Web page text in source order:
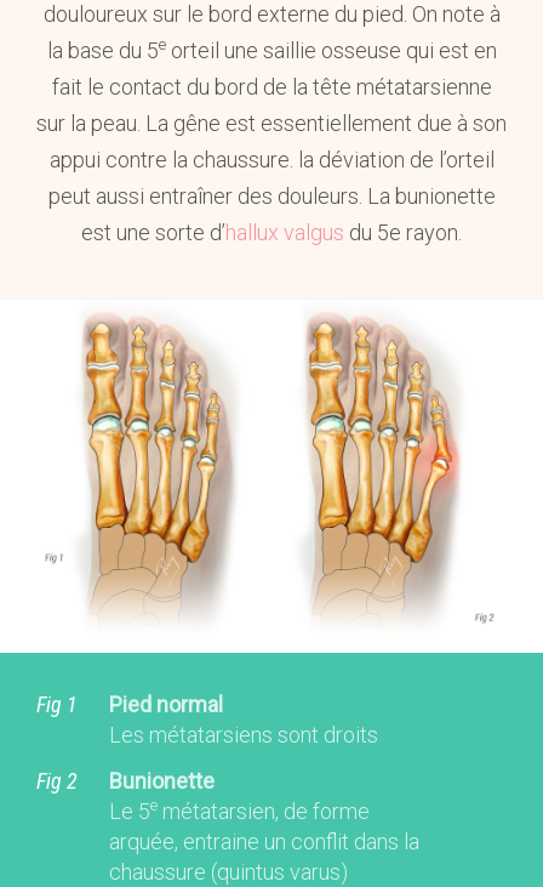
douloureux sur le bord externe du pied. On note à
la base du 5eorteil une saillie osseuse qui est en
fait le contact du bord de la tête métatarsienne
sur la peau. La gêne est essentiellement due à son
appui contre la chaussure. la déviation de l’orteil
peut aussi entraîner des douleurs. La bunionette
est une sorte d’hallux valgus du 5e rayon.
Fig 1
Pied normal
Les métatarsiens sont droits
Fig 2
Bunionette
Le 5e métatarsien, de forme
arquée, entraine un conflit dans la
chaussure (quintus varus)